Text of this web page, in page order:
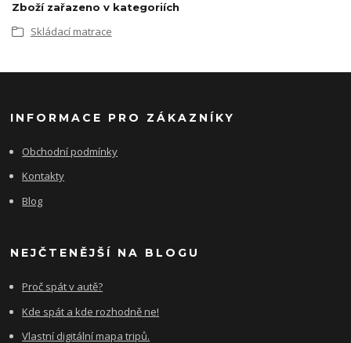
Zboží zařazeno v kategoriích
Skládací matrace
INFORMACE PRO ZÁKAZNÍKY
Obchodní podmínky
Kontakty
Blog
NEJČTENĚJŠÍ NA BLOGU
Proč spát v autě?
Kde spát a kde rozhodně ne!
Vlastní digitální mapa tripů.